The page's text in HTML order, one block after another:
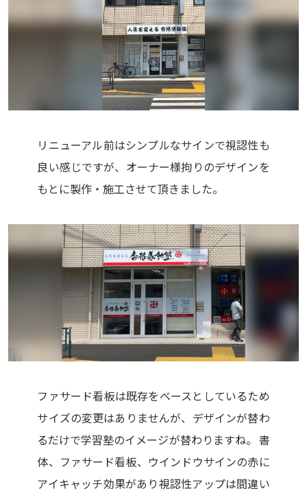
リニューアル前はシンプルなサインで視認性も
良い感じですが、オーナー様拘りのデザインを
もとに製作・施工させて頂きました。
ファサード看板は既存をベースとしているため
サイズの変更はありませんが、デザインが替わ
るだけで学習塾のイメージが替わりますね。 書
体、ファサード看板、ウインドウサインの赤に
アイキャッチ効果があり視認性アップは間違い